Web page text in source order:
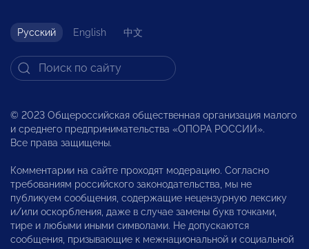
Русский English 中文
© 2023 Общероссийская общественная организация малого
и среднего предпринимательства «ОПОРА РОССИИ».
Все права защищены.
Комментарии на сайте проходят модерацию. Согласно
требованиям российского законодательства, мы не
публикуем сообщения, содержащие нецензурную лексику
и/или оскорбления, даже в случае замены букв точками,
тире и любыми иными символами. Не допускаются
сообщения, призывающие к межнациональной и социальной